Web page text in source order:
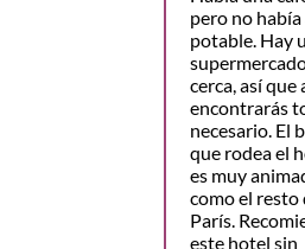
pero no había
potable. Hay
cerca, así que
encontrarás
necesario. El
que rodea el
es muy
como el resto
París.
este hotel sin